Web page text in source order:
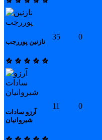
نازنین پوررجب
35 0
آرزو سادات
شیروانیان
11 0